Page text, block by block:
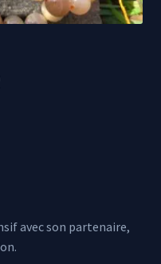
avec son partenaire,